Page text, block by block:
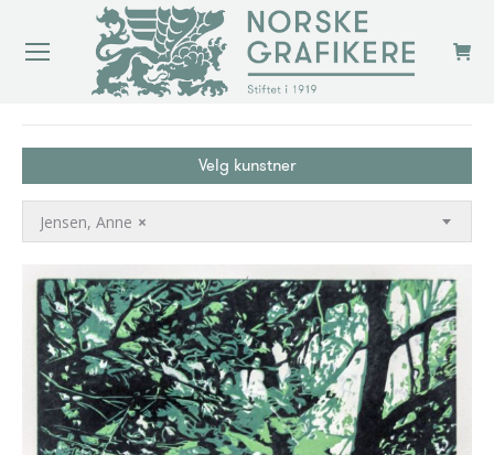
Velg kunstner
×
Jensen, Anne